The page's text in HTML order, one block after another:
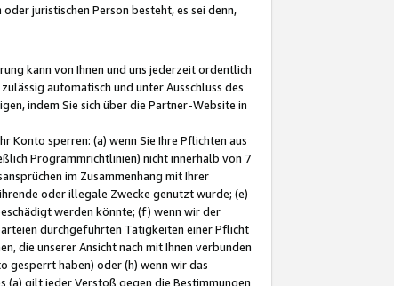
juristischen Person besteht, es sei denn,
kann von Ihnen und uns jederzeit ordentlich
automatisch und unter Ausschluss des
indem Sie sich über die Partner-Website in
Konto sperren: (a) wenn Sie Ihre Pflichten aus
Programmrichtlinien) nicht innerhalb von 7
im Zusammenhang mit Ihrer
oder illegale Zwecke genutzt wurde; (e)
werden könnte; (f) wenn wir der
durchgeführten Tätigkeiten einer Pflicht
die unserer Ansicht nach mit Ihnen verbunden
gesperrt haben) oder (h) wenn wir das
(a) gilt jeder Verstoß gegen die Bestimmungen